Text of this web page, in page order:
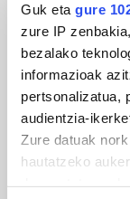
Guk eta gure
zure IP
bezalako
informazioak
pertsonalizatua,
audientzia-
Zure datuak
hautatzeko
URBIAKO
Urbiako